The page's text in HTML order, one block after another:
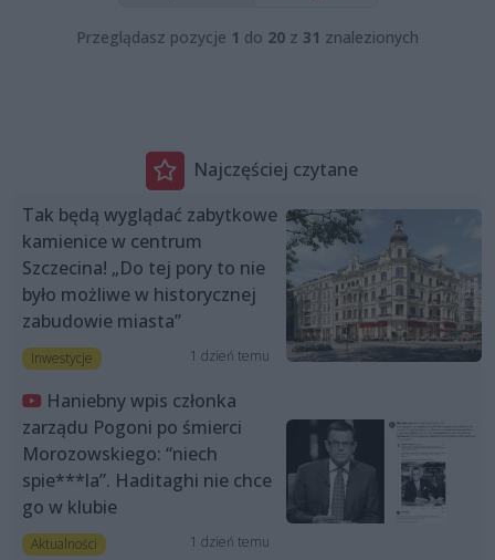
Przeglądasz pozycje 1 do 20 z 31 znalezionych
Najczęściej czytane
Tak będą wyglądać zabytkowe
kamienice w centrum
Szczecina! „Do tej pory to nie
było możliwe w historycznej
zabudowie miasta”
Inwestycje 1 dzień temu
Haniebny wpis członka
zarządu Pogoni po śmierci
Morozowskiego: “niech
spie***la”. Haditaghi nie chce
go w klubie
Aktualności 1 dzień temu